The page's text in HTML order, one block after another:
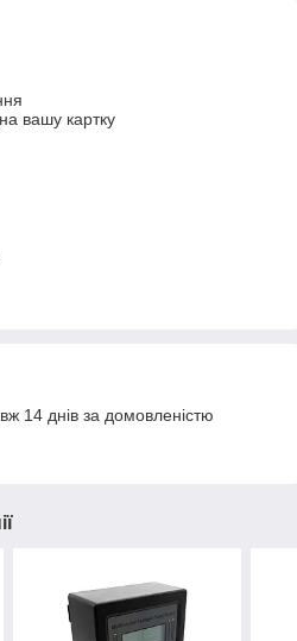
вашу картку
14 днів за домовленістю